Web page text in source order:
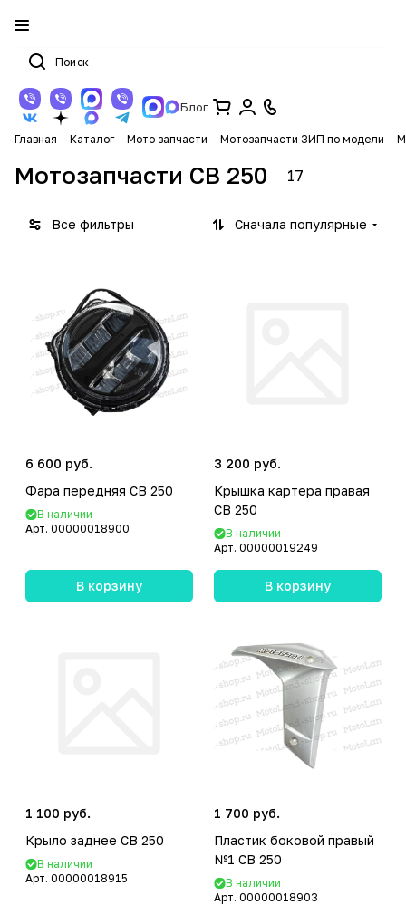
Блог
Главная Каталог Мото запчасти Мотозапчасти ЗИП по модели
Мотозапчасти CB 250 17
Все фильтры Сначала популярные
6 600 руб.
Фара передняя CB 250
В наличии
Арт. 00000018900
В корзину
3 200 руб.
Крышка картера правая
CB 250
В наличии
Арт. 00000019249
В корзину
1 100 руб.
Крыло заднее CB 250
В наличии
Арт. 00000018915
1 700 руб.
Пластик боковой правый
№1 CB 250
В наличии
Арт. 00000018903